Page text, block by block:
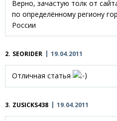
Верно, зачастую толк от
по определённому региону
России
2. SEORIDER 19.04.2011
Отличная статья
3. ZUSICKS438 19.04.2011